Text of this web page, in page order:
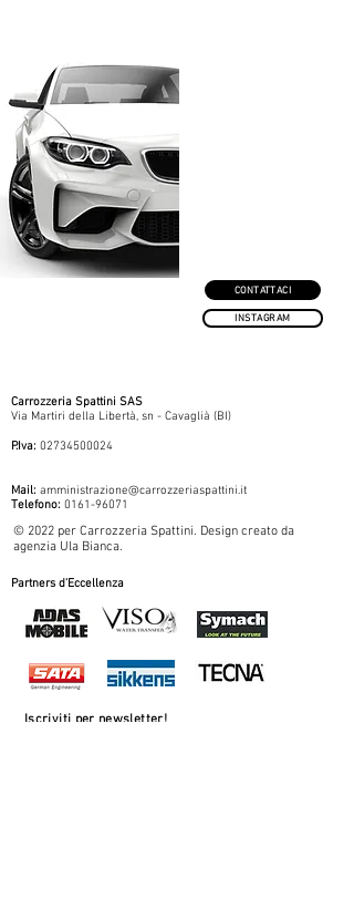
CONTATTACI
INSTAGRAM
Carrozzeria Spattini SAS
Via Martiri della Libertà, sn - Cavaglià (BI)
P.Iva: 02734500024
Mail: amministrazione@carrozzeriaspattini.it
Telefono: 0161-96071
© 2022 per Carrozzeria Spattini. Design creato da
agenzia Ula Bianca.
Partners d'Eccellenza
Iscriviti per newsletter!